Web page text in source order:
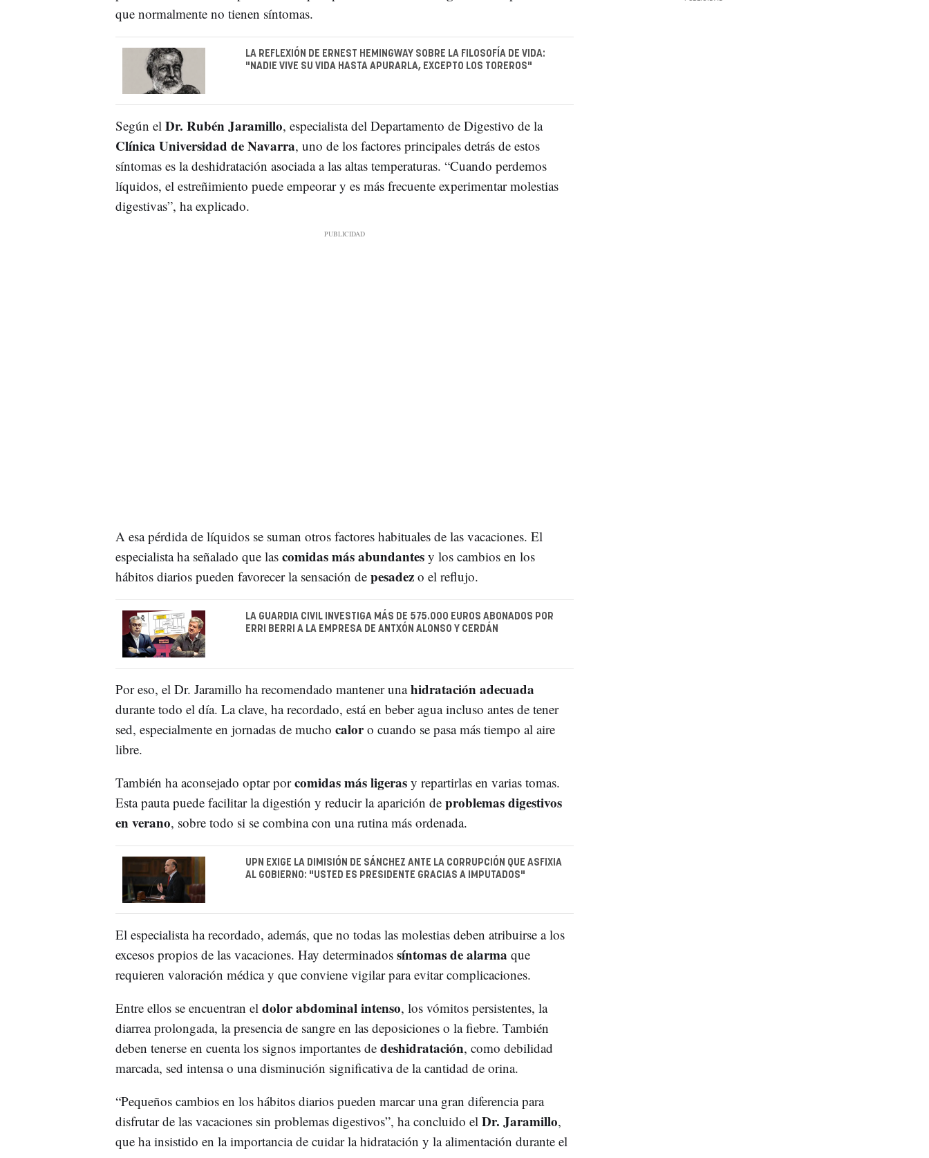
que normalmente no tienen síntomas.
LA REFLEXIÓN DE ERNEST HEMINGWAY SOBRE LA FILOSOFÍA DE VIDA:
"NADIE VIVE SU VIDA HASTA APURARLA, EXCEPTO LOS TOREROS"
Según el Dr. Rubén Jaramillo, especialista del Departamento de Digestivo de la
Clínica Universidad de Navarra, uno de los factores principales detrás de estos
síntomas es la deshidratación asociada a las altas temperaturas. “Cuando perdemos
líquidos, el estreñimiento puede empeorar y es más frecuente experimentar molestias
digestivas”, ha explicado.
A esa pérdida de líquidos se suman otros factores habituales de las vacaciones. El
especialista ha señalado que las comidas más abundantesy los cambios en los
hábitos diarios pueden favorecer la sensación de pesadezo el reflujo.
LA GUARDIA CIVIL INVESTIGA MÁS DE 575.000 EUROS ABONADOS POR
ERRI BERRI A LA EMPRESA DE ANTXÓN ALONSO Y CERDÁN
Por eso, el Dr. Jaramillo ha recomendado mantener unahidratación adecuada
durante todo el día. La clave, ha recordado, está en beber agua incluso antes de tener
sed, especialmente en jornadas de mucho caloro cuando se pasa más tiempo al aire
libre.
También ha aconsejado optar porcomidas más ligerasy repartirlas en varias tomas.
Esta pauta puede facilitar la digestión y reducir la aparición de problemas digestivos
en verano, sobre todo si se combina con una rutina más ordenada.
UPN EXIGE LA DIMISIÓN DE SÁNCHEZ ANTE LA CORRUPCIÓN QUE ASFIXIA
AL GOBIERNO: "USTED ES PRESIDENTE GRACIAS A IMPUTADOS"
El especialista ha recordado, además, que no todas las molestias deben atribuirse a los
excesos propios de las vacaciones. Hay determinados síntomas de alarma que
requieren valoración médica y que conviene vigilar para evitar complicaciones.
Entre ellos se encuentran el dolor abdominal intenso, los vómitos persistentes, la
diarrea prolongada, la presencia de sangre en las deposiciones o la fiebre. También
deben tenerse en cuenta los signos importantes de deshidratación, como debilidad
marcada, sed intensa o una disminución significativa de la cantidad de orina.
“Pequeños cambios en los hábitos diarios pueden marcar una gran diferencia para
disfrutar de las vacaciones sin problemas digestivos”, ha concluido el Dr. Jaramillo,
que ha insistido en la importancia de cuidar la hidratación y la alimentación durante el